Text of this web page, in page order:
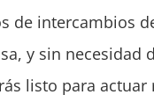
de intercambios
y sin necesidad
listo para actuar